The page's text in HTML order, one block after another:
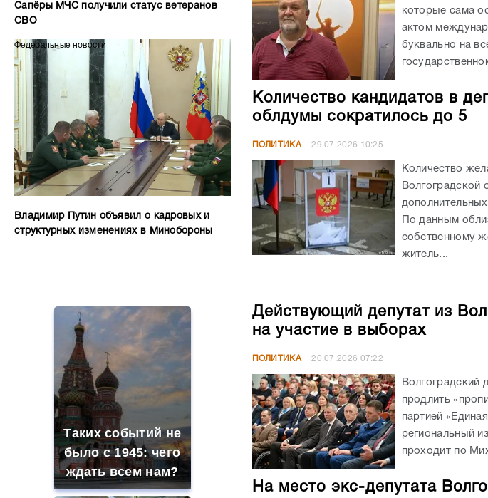
Сапёры МЧС получили статус ветеранов
СВО
Федеральные новости
Владимир Путин объявил о кадровых и
структурных изменениях в Минобороны
Таких событий не
было с 1945: чего
ждать всем нам?
которые сама
актом
буквально на
Количество кандидатов в
облдумы сократилось до 5
ПОЛИТИКА 29.07.2026 10:25
Количество
Волгоградской
По данным
собственному
житель...
Действующий депутат из
на участие в выборах
ПОЛИТИКА 20.07.2026 07:22
Волгоградский
продлить
партией
региональный
проходит по
На место экс-депутата